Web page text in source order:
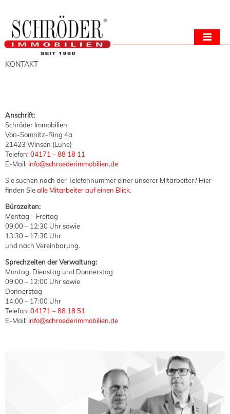
KONTAKT
Anschrift:
Schröder Immobilien
Von-Somnitz-Ring 4a
21423 Winsen (Luhe)
Telefon:04171 – 88 18 11
E-Mail:info@schroederimmobilien.de
Sie suchen nach der Telefonnummer einer unserer Mitarbeiter? Hier
finden Siealle Mitarbeiter auf einen Blick.
Bürozeiten:
Montag – Freitag
09:00 – 12:30 Uhr sowie
13:30 – 17:30 Uhr
und nach Vereinbarung.
Sprechzeiten der Verwaltung:
Montag, Dienstag und Donnerstag
09:00 – 12:00 Uhr sowie
Donnerstag
14:00 – 17:00 Uhr
Telefon:04171 – 88 18 51
E-Mail:info@schroederimmobilien.de